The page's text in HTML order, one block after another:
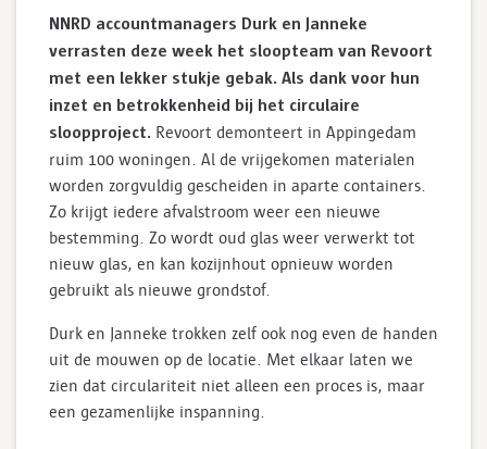
NNRD accountmanagers Durk en Janneke
verrasten deze week het sloopteam van Revoort
met een lekker stukje gebak. Als dank voor hun
inzet en betrokkenheid bij het circulaire
sloopproject. Revoort demonteert in Appingedam
ruim 100 woningen. Al de vrijgekomen materialen
worden zorgvuldig gescheiden in aparte containers.
Zo krijgt iedere afvalstroom weer een nieuwe
bestemming. Zo wordt oud glas weer verwerkt tot
nieuw glas, en kan kozijnhout opnieuw worden
gebruikt als nieuwe grondstof.
Durk en Janneke trokken zelf ook nog even de handen
uit de mouwen op de locatie. Met elkaar laten we
zien dat circulariteit niet alleen een proces is, maar
een gezamenlijke inspanning.